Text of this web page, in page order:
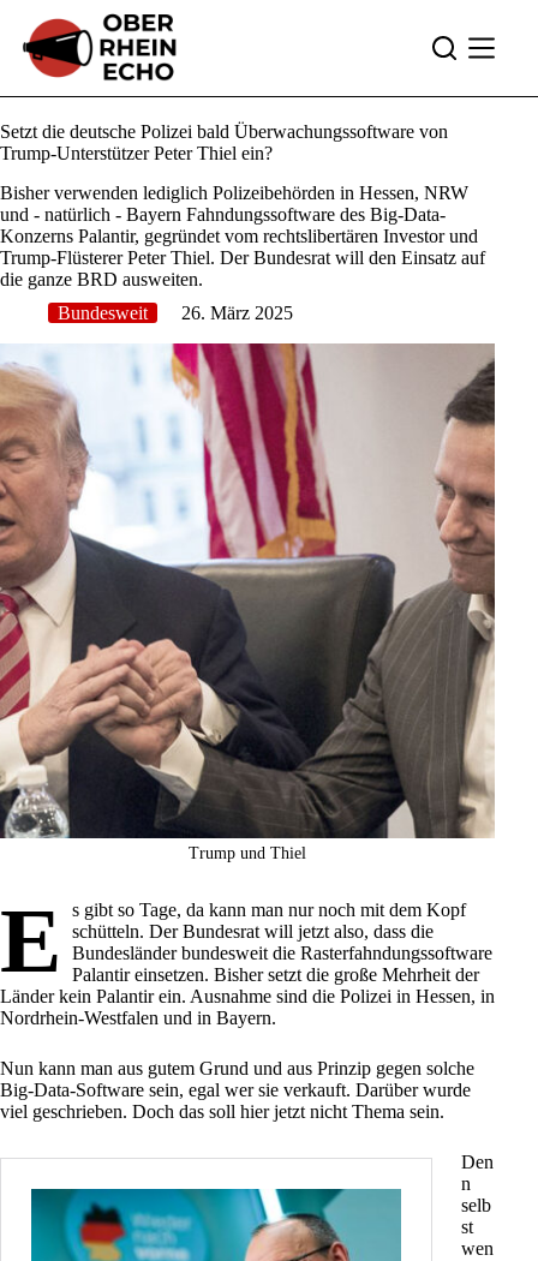
Inhalt
springen
Setzt die deutsche Polizei bald Überwachungssoftware von
Trump-Unterstützer Peter Thiel ein?
Bisher verwenden lediglich Polizeibehörden in Hessen, NRW
und - natürlich - Bayern Fahndungssoftware des Big-Data-
Konzerns Palantir, gegründet vom rechtslibertären Investor und
Trump-Flüsterer Peter Thiel. Der Bundesrat will den Einsatz auf
die ganze BRD ausweiten.
Bundesweit
26. März 2025
Trump und Thiel
E
s gibt so Tage, da kann man nur noch mit dem Kopf
schütteln. DerBundesrat will jetzt also, dass die
Bundesländer bundesweit die Rasterfahndungssoftware
Palantir einsetzen. Bisher setzt die große Mehrheit der
Länder kein Palantir ein. Ausnahme sind die Polizei in Hessen, in
Nordrhein-Westfalen und in Bayern.
Nun kann man aus gutem Grund und aus Prinzip gegen solche
Big-Data-Software sein, egal wer sie verkauft. Darüber wurde
viel geschrieben. Doch das soll hier jetzt nicht Thema sein.
Den
n
selb
st
wen